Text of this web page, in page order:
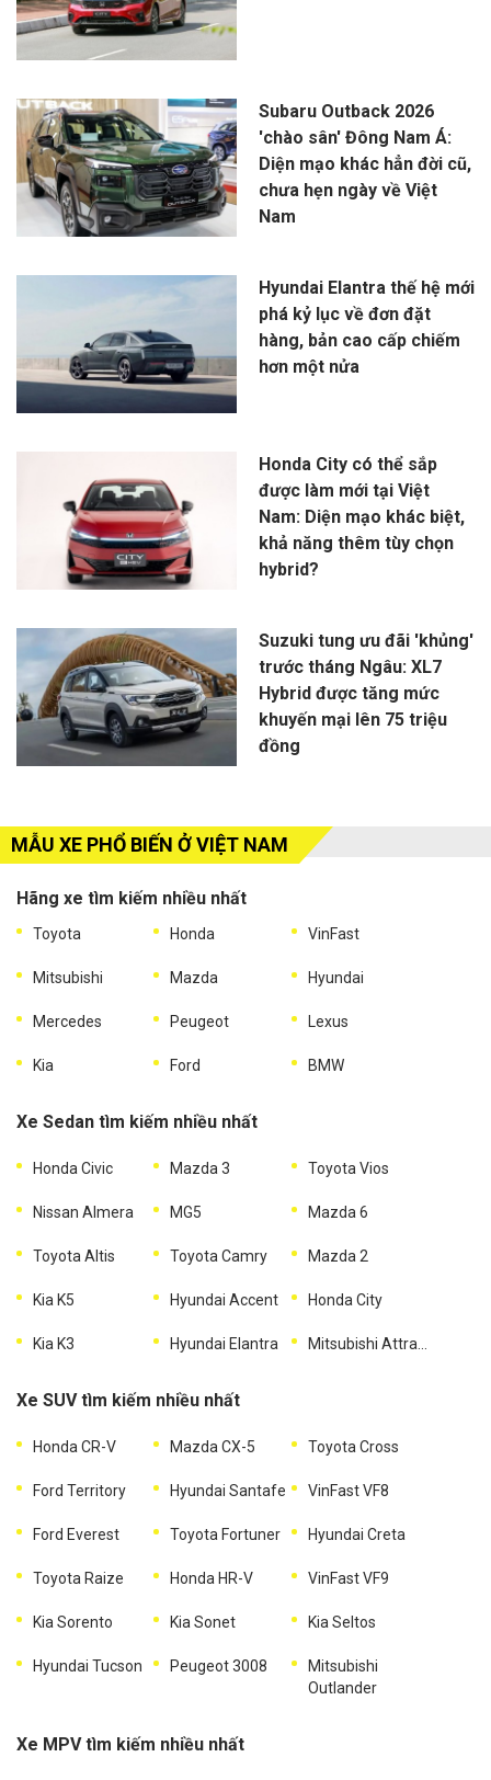
Subaru Outback 2026
'chào sân' Đông Nam Á:
Diện mạo khác hẳn đời cũ,
chưa hẹn ngày về Việt
Nam
Hyundai Elantra thế hệ mới
phá kỷ lục về đơn đặt
hàng, bản cao cấp chiếm
hơn một nửa
Honda City có thể sắp
được làm mới tại Việt
Nam: Diện mạo khác biệt,
khả năng thêm tùy chọn
hybrid?
Suzuki tung ưu đãi 'khủng'
trước tháng Ngâu: XL7
Hybrid được tăng mức
khuyến mại lên 75 triệu
đồng
MẪU XE PHỔ BIẾN Ở VIỆT NAM
Hãng xe tìm kiếm nhiều nhất
Toyota Honda VinFast
Mitsubishi Mazda Hyundai
Mercedes Peugeot Lexus
Kia Ford BMW
Xe Sedan tìm kiếm nhiều nhất
Honda Civic Mazda 3 Toyota Vios
Nissan Almera MG5 Mazda 6
Toyota Altis Toyota Camry Mazda 2
Kia K5 Hyundai Accent Honda City
Kia K3 Hyundai Elantra Mitsubishi Attrage
Xe SUV tìm kiếm nhiều nhất
Honda CR-V Mazda CX-5 Toyota Cross
Ford Territory Hyundai Santafe VinFast VF8
Ford Everest Toyota Fortuner Hyundai Creta
Toyota Raize Honda HR-V VinFast VF9
Kia Sorento Kia Sonet Kia Seltos
Hyundai Tucson Peugeot 3008
Mitsubishi
Outlander
Xe MPV tìm kiếm nhiều nhất